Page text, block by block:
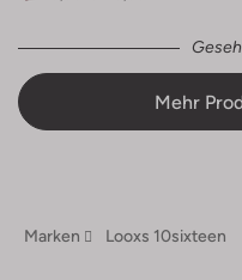
Mehr
Marken Looxs 10sixteen